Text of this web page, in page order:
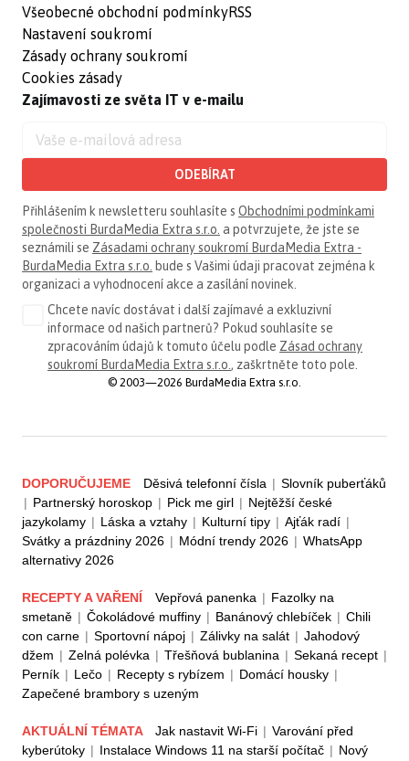
Všeobecné obchodní podmínky
Nastavení soukromí
Zásady ochrany soukromí
Cookies zásady
RSS
Zajímavosti ze světa IT v e-mailu
ODEBÍRAT
Přihlášením k newsletteru souhlasíte s Obchodními podmínkami
společnosti BurdaMedia Extra s.r.o. a potvrzujete, že jste se
seznámili se Zásadami ochrany soukromí BurdaMedia Extra -
BurdaMedia Extra s.r.o. bude s Vašimi údaji pracovat zejména k
organizaci a vyhodnocení akce a zasílání novinek.
Chcete navíc dostávat i další zajímavé a exkluzivní
informace od našich partnerů? Pokud souhlasíte se
zpracováním údajů k tomuto účelu podle Zásad ochrany
soukromí BurdaMedia Extra s.r.o., zaškrtněte toto pole.
© 2003—2026 BurdaMedia Extra s.r.o.
DOPORUČUJEME Děsivá telefonní čísla | Slovník puberťáků
| Partnerský horoskop | Pick me girl | Nejtěžší české
jazykolamy | Láska a vztahy | Kulturní tipy | Ajťák radí |
Svátky a prázdniny 2026 | Módní trendy 2026 | WhatsApp
alternativy 2026
RECEPTY A VAŘENÍ Vepřová panenka | Fazolky na
smetaně | Čokoládové muffiny | Banánový chlebíček | Chili
con carne | Sportovní nápoj | Zálivky na salát | Jahodový
džem | Zelná polévka | Třešňová bublanina | Sekaná recept |
Perník | Lečo | Recepty s rybízem | Domácí housky |
Zapečené brambory s uzeným
AKTUÁLNÍ TÉMATA Jak nastavit Wi-Fi | Varování před
kyberútoky | Instalace Windows 11 na starší počítač | Nový